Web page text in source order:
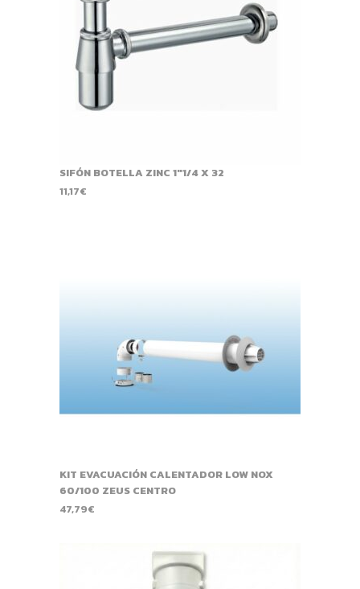
SIFÓN BOTELLA ZINC 1"1/4 X 32
11,17€
KIT EVACUACIÓN CALENTADOR LOW NOX
60/100 ZEUS CENTRO
47,79€